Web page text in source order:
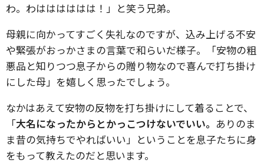
わ。わはははははは！」と笑う兄弟。
母親に向かってすごく失礼なのですが、込み上げる不安
や緊張がおっかさまの言葉で和らいだ様子。「安物の粗
悪品と知りつつ息子からの贈り物なので喜んで打ち掛け
にした母」を嬉しく思ったでしょう。
なかはあえて安物の反物を打ち掛けにして着ることで、
「大名になったからとかっこつけないでいい。 ありのま
ま昔の気持ちでやればいい」ということを息子たちに身
をもって教えたのだと思います。